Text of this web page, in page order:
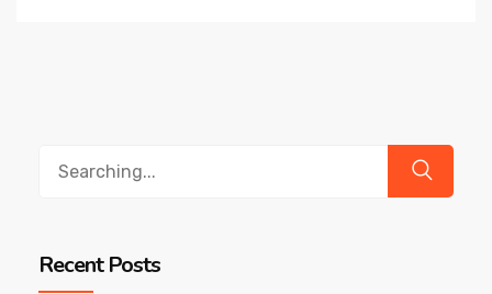
Recent Posts